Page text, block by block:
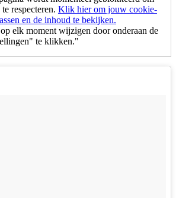
respecteren. Klik hier om jouw cookie-
en de inhoud te bekijken.
elk moment wijzigen door onderaan de
te klikken."